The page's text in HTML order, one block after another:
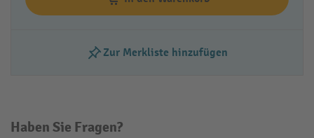
Zur Merkliste hinzufügen
Haben Sie Fragen?